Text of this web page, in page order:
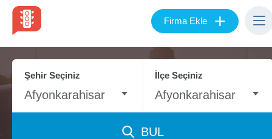
Firma Ekle +
Şehir Seçiniz
Afyonkarahisar
İlçe Seçiniz
Afyonkarahisar
BUL